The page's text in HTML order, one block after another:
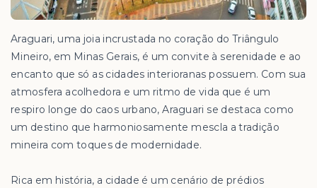
Araguari, uma joia incrustada no coração do Triângulo
Mineiro, em Minas Gerais, é um convite à serenidade e ao
encanto que só as cidades interioranas possuem. Com sua
atmosfera acolhedora e um ritmo de vida que é um
respiro longe do caos urbano, Araguari se destaca como
um destino que harmoniosamente mescla a tradição
mineira com toques de modernidade.
Rica em história, a cidade é um cenário de prédios